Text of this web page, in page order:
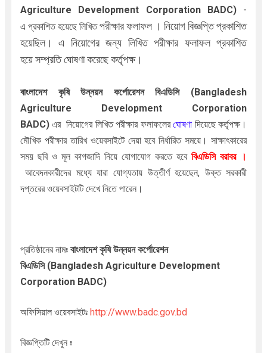
Agriculture Development Corporation BADC)-
এ প্রকাশিত হয়েছে লিখিতপরীক্ষার ফলাফল । নিয়োগ বিজ্ঞপ্তি প্রকাশিত
হয়েছিল। এ নিয়োগের জন্য লিখিত পরীক্ষার ফলাফল প্রকাশিত
হয়েসম্প্রতিঘোষণা করেছে কর্তৃপক্ষ।
বাংলাদেশ কৃষি উন্নয়ন কর্পোরেশন বিএডিসি(Bangladesh
Agriculture Development Corporation
BADC)এর নিয়োগের লিখিত পরীক্ষার ফলাফলেরঘোষণা দিয়েছে কর্তৃপক্ষ।
মৌখিক পরীক্ষার তারিখ ওয়েবসাইটে দেয়া হবে নির্ধারিত সময়ে। সাক্ষাৎকারের
সময় ছবি ও মূল কাগজাদি নিয়ে যোগাযোগ করতে হবেবিএডিসি বরাবর ।
আবেদনকারীদের মধ্যে যারা যোগ্যতায় উত্তীর্ণ হয়েছেন, উক্ত সরকারী
দপ্তরের ওয়েবসাইটটি দেখে নিতে পারেন।
প্রতিষ্ঠানের নামঃ বাংলাদেশ কৃষি উন্নয়ন কর্পোরেশন
বিএডিসি(Bangladesh Agriculture Development
Corporation BADC)
অফিসিয়াল ওয়েবসাইটঃhttp://www.badc.gov.bd
বিজ্ঞপ্তিটি দেখুন ঃ